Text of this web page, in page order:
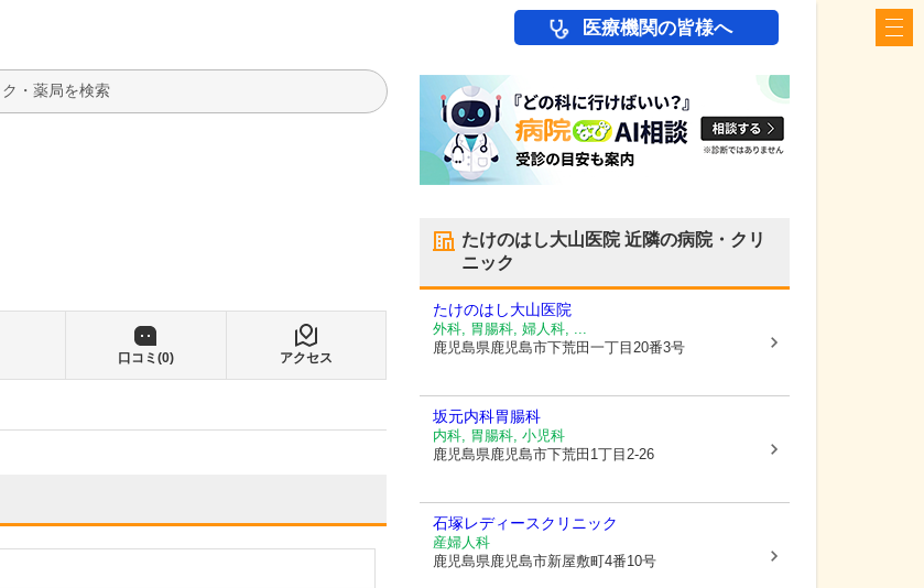
医療機関の皆様へ
検索
口コミ(0) アクセス
たけのはし大山医院近隣の病院・クリ
ニック
たけのはし大山医院
外科, 胃腸科, 婦人科, ...
鹿児島県鹿児島市下荒田一丁目20番3号
坂元内科胃腸科
内科, 胃腸科, 小児科
鹿児島県鹿児島市下荒田1丁目2-26
石塚レディースクリニック
産婦人科
鹿児島県鹿児島市新屋敷町4番10号